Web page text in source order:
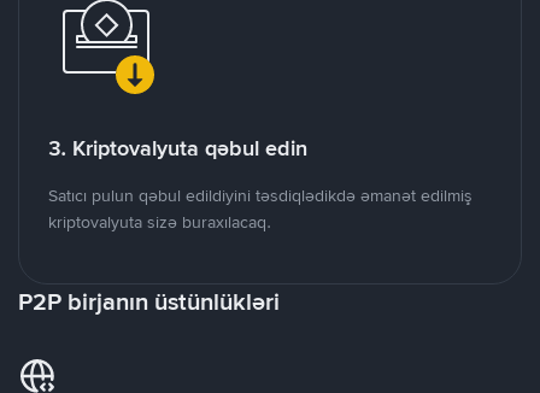
3. Kriptovalyuta qəbul edin
Satıcı pulun qəbul edildiyini təsdiqlədikdə əmanət edilmiş
kriptovalyuta sizə buraxılacaq.
P2P birjanın üstünlükləri